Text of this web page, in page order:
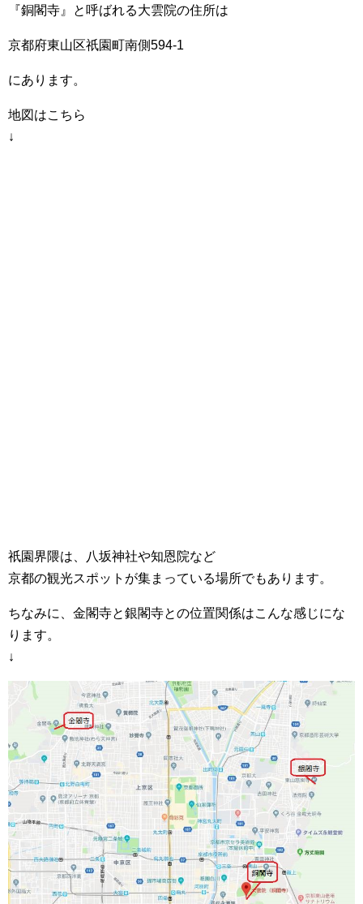
『銅閣寺』と呼ばれる大雲院の住所は
京都府東山区祇園町南側594-1
にあります。
地図はこちら
↓
祇園界隈は、八坂神社や知恩院など
京都の観光スポットが集まっている場所でもあります。
ちなみに、金閣寺と銀閣寺との位置関係はこんな感じにな
ります。
↓